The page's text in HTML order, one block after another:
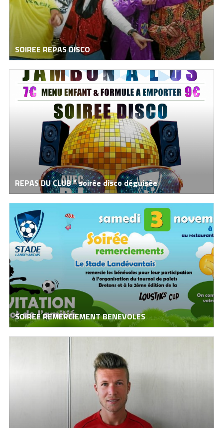
SOIREE REPAS DISCO
REPAS DU CLUB " soirée disco déguisée
SOIREE REMERCIEMENT BENEVOLES